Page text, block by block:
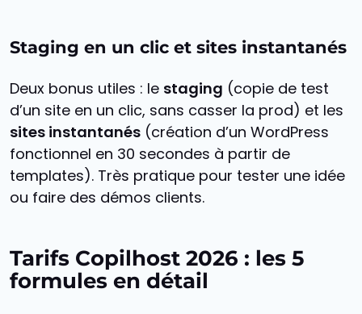
Staging en un clic et sites instantanés
Deux bonus utiles : le staging (copie de test
d’un site en un clic, sans casser la prod) et les
sites instantanés (création d’un WordPress
fonctionnel en 30 secondes à partir de
templates). Très pratique pour tester une idée
ou faire des démos clients.
Tarifs Copilhost 2026 : les 5
formules en détail